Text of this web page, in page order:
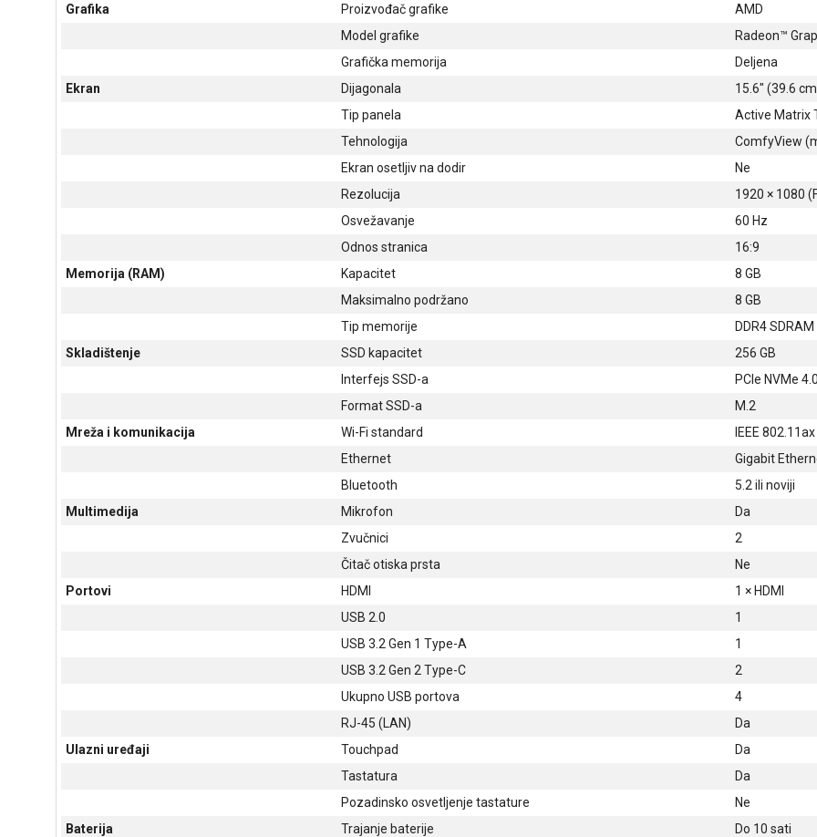
Grafika
Proizvođač grafike
AMD
Model grafike
Radeon™
Grafička memorija
Deljena
Ekran
Dijagonala
15.6" (39.6
Tip panela
Active Matrix
Tehnologija
ComfyView
Ekran osetljiv na dodir
Ne
Rezolucija
1920 × 1080
Osvežavanje
60 Hz
Odnos stranica
16:9
Memorija (RAM)
Kapacitet
8 GB
Maksimalno podržano
8 GB
Tip memorije
DDR4 SDRAM
Skladištenje
SSD kapacitet
256 GB
Interfejs SSD-a
PCIe NVMe 4.0
Format SSD-a
M.2
Mreža i komunikacija
Wi-Fi standard
IEEE
Ethernet
Gigabit
Bluetooth
5.2 ili noviji
Multimedija
Mikrofon
Da
Zvučnici
2
Čitač otiska prsta
Ne
Portovi
HDMI
1 × HDMI
USB 2.0
1
USB 3.2 Gen 1 Type-A
1
USB 3.2 Gen 2 Type-C
2
Ukupno USB portova
4
RJ-45 (LAN)
Da
Ulazni uređaji
Touchpad
Da
Tastatura
Da
Pozadinsko osvetljenje tastature
Ne
Baterija
Trajanje baterije
Do 10 sati